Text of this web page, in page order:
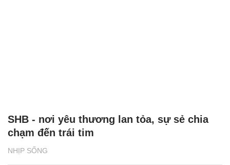
NHỊP SỐNG
SHB - nơi yêu thương lan tỏa, sự sẻ chia
chạm đến trái tim